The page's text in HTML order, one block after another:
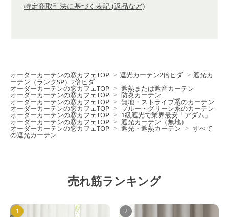
特定商取引法に基づく表記 (返品など)
オーダーカーテンの窓カフェTOP > 遮光カーテン2倍ヒダ > 遮光カ
ーテン（ランクSP）2倍ヒダ
オーダーカーテンの窓カフェTOP > 遮熱または遮音カーテン
オーダーカーテンの窓カフェTOP > 防炎カーテン
オーダーカーテンの窓カフェTOP > 無地・ストライプ系のカーテン
オーダーカーテンの窓カフェTOP > ブルー・グリーン系のカーテン
オーダーカーテンの窓カフェTOP > 1級遮光で業界最安「アダム」
オーダーカーテンの窓カフェTOP > 遮光カーテン（無地）
オーダーカーテンの窓カフェTOP > 遮光・遮熱カーテン > すべて
の遮光カーテン
売れ筋ランキング
1 2